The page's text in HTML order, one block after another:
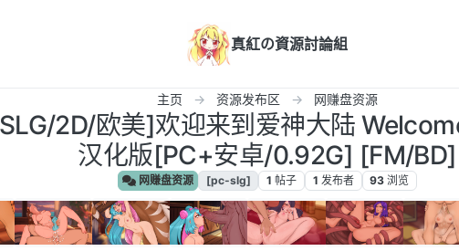
真紅の資源討論組
主页 资源发布区 网赚盘资源
2D/欧美]欢迎来到爱神大陆
汉化版[PC+安卓/0.92G] [FM/BD]
网赚盘资源 [pc-slg] 1 帖子 1 发布者 93 浏览